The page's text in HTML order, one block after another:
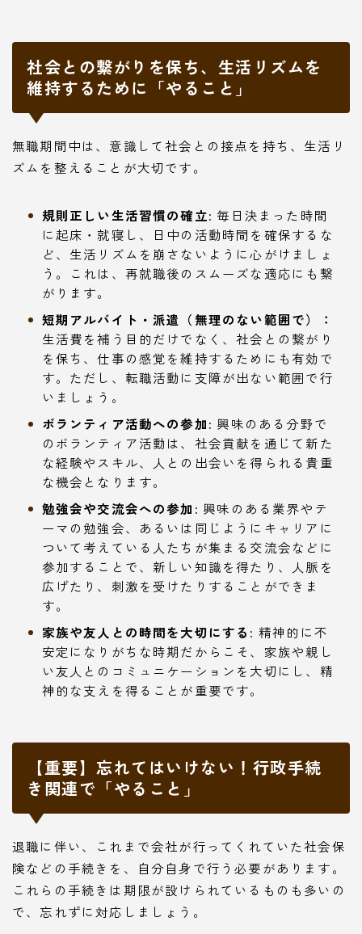
社会との繋がりを保ち、生活リズムを
維持するために「やること」
無職期間中は、意識して社会との接点を持ち、生活リ
ズムを整えることが大切です。
規則正しい生活習慣の確立: 毎日決まった時間
に起床・就寝し、日中の活動時間を確保するな
ど、生活リズムを崩さないように心がけましょ
う。これは、再就職後のスムーズな適応にも繋
がります。
短期アルバイト・派遣（無理のない範囲で）：
生活費を補う目的だけでなく、社会との繋がり
を保ち、仕事の感覚を維持するためにも有効で
す。ただし、転職活動に支障が出ない範囲で行
いましょう。
ボランティア活動への参加: 興味のある分野で
のボランティア活動は、社会貢献を通じて新た
な経験やスキル、人との出会いを得られる貴重
な機会となります。
勉強会や交流会への参加: 興味のある業界やテ
ーマの勉強会、あるいは同じようにキャリアに
ついて考えている人たちが集まる交流会などに
参加することで、新しい知識を得たり、人脈を
広げたり、刺激を受けたりすることができま
す。
家族や友人との時間を大切にする: 精神的に不
安定になりがちな時期だからこそ、家族や親し
い友人とのコミュニケーションを大切にし、精
神的な支えを得ることが重要です。
【重要】忘れてはいけない！行政手続
き関連で「やること」
退職に伴い、これまで会社が行ってくれていた社会保
険などの手続きを、自分自身で行う必要があります。
これらの手続きは期限が設けられているものも多いの
で、忘れずに対応しましょう。